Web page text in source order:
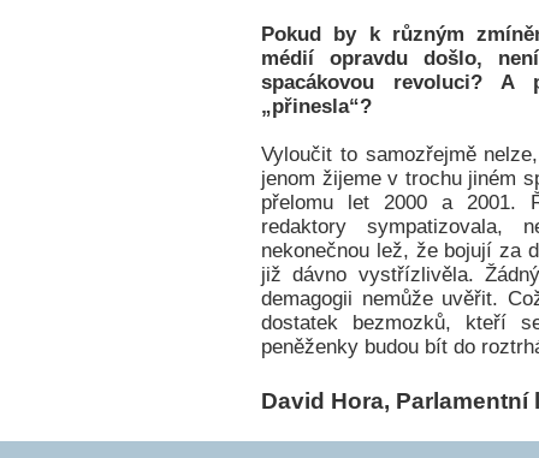
Pokud by k různým
médií opravdu došlo,
spacákovou revoluci? A
„přinesla“?
Vyloučit to samozřejmě
jenom žijeme v trochu jiném
přelomu let 2000 a 2001.
redaktory
nekonečnou lež, že bojují za
již dávno vystřízlivěla.
demagogii nemůže uvěřit.
dostatek bezmozků, kteří
peněženky budou bít do
David Hora, Parlamentní